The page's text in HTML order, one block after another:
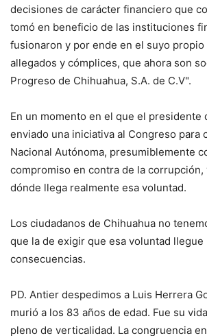
decisiones de carácter financiero que
tomó en beneficio de las instituciones
fusionaron y por ende en el suyo propio
allegados y cómplices, que ahora son
Progreso de Chihuahua, S.A. de C.V".
En un momento en el que el presidente
enviado una iniciativa al Congreso para
Nacional Autónoma, presumiblemente
compromiso en contra de la corrupción,
dónde llega realmente esa voluntad.
Los ciudadanos de Chihuahua no
que la de exigir que esa voluntad llegue
consecuencias.
PD. Antier despedimos a Luis Herrera
murió a los 83 años de edad. Fue su
pleno de verticalidad. La congruencia